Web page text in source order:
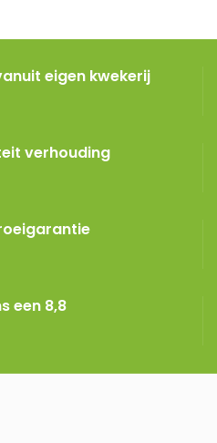
eigen kwekerij
verhouding
een 8,8